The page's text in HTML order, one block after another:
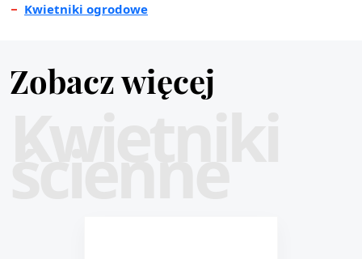
Kwietniki ogrodowe
Zobacz więcej